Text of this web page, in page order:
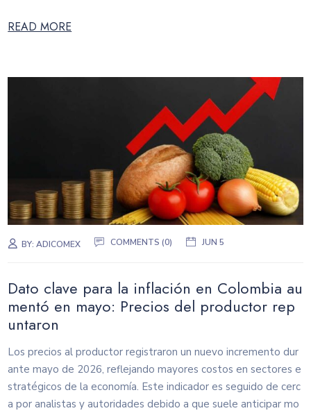
READ MORE
BY:ADICOMEX COMMENTS (0) JUN 5
Dato clave para la inflación en Colombia au
mentó en mayo: Precios del productor rep
untaron
Los precios al productor registraron un nuevo incremento dur
ante mayo de 2026, reflejando mayores costos en sectores e
stratégicos de la economía. Este indicador es seguido de cerc
a por analistas y autoridades debido a que suele anticipar mo